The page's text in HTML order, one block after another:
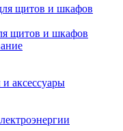
щитов и шкафов
щитов и шкафов
аксессуары